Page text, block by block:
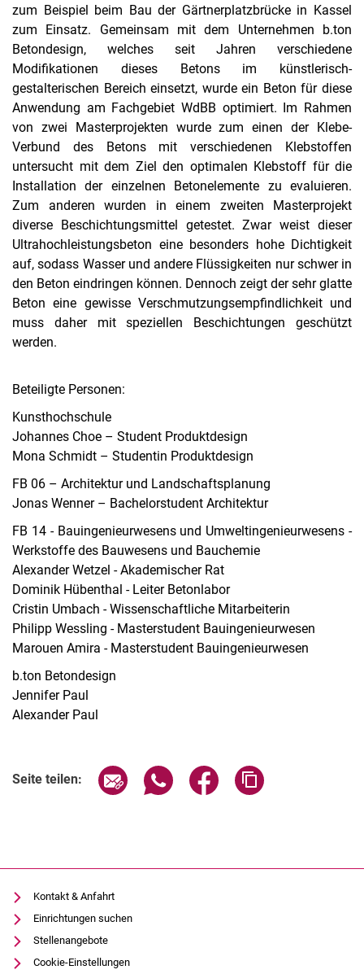
zum Beispiel beim Bau der Gärtnerplatzbrücke in Kassel
zum Einsatz. Gemeinsam mit dem Unternehmen b.ton
Betondesign, welches seit Jahren verschiedene
Modifikationen dieses Betons im künstlerisch-
gestalterischen Bereich einsetzt, wurde ein Beton für diese
Anwendung am Fachgebiet WdBB optimiert. Im Rahmen
von zwei Masterprojekten wurde zum einen der Klebe-
Verbund des Betons mit verschiedenen Klebstoffen
untersucht mit dem Ziel den optimalen Klebstoff für die
Installation der einzelnen Betonelemente zu evaluieren.
Zum anderen wurden in einem zweiten Masterprojekt
diverse Beschichtungsmittel getestet. Zwar weist dieser
Ultrahochleistungsbeton eine besonders hohe Dichtigkeit
auf, sodass Wasser und andere Flüssigkeiten nur schwer in
den Beton eindringen können. Dennoch zeigt der sehr glatte
Beton eine gewisse Verschmutzungsempfindlichkeit und
muss daher mit speziellen Beschichtungen geschützt
werden.
Beteiligte Personen:
Kunsthochschule
Johannes Choe – Student Produktdesign
Mona Schmidt – Studentin Produktdesign
FB 06 – Architektur und Landschaftsplanung
Jonas Wenner – Bachelorstudent Architektur
FB 14 - Bauingenieurwesens und Umweltingenieurwesens -
Werkstoffe des Bauwesens und Bauchemie
Alexander Wetzel - Akademischer Rat
Dominik Hübenthal - Leiter Betonlabor
Cristin Umbach - Wissenschaftliche Mitarbeiterin
Philipp Wessling - Masterstudent Bauingenieurwesen
Marouen Amira - Masterstudent Bauingenieurwesen
b.ton Betondesign
Jennifer Paul
Alexander Paul
Seite teilen: Seite über E-Mail teilen
Seite über WhatsApp teilen
Seite über Facebook
Kontakt & Anfahrt
Einrichtungen suchen
Stellenangebote
Cookie-Einstellungen